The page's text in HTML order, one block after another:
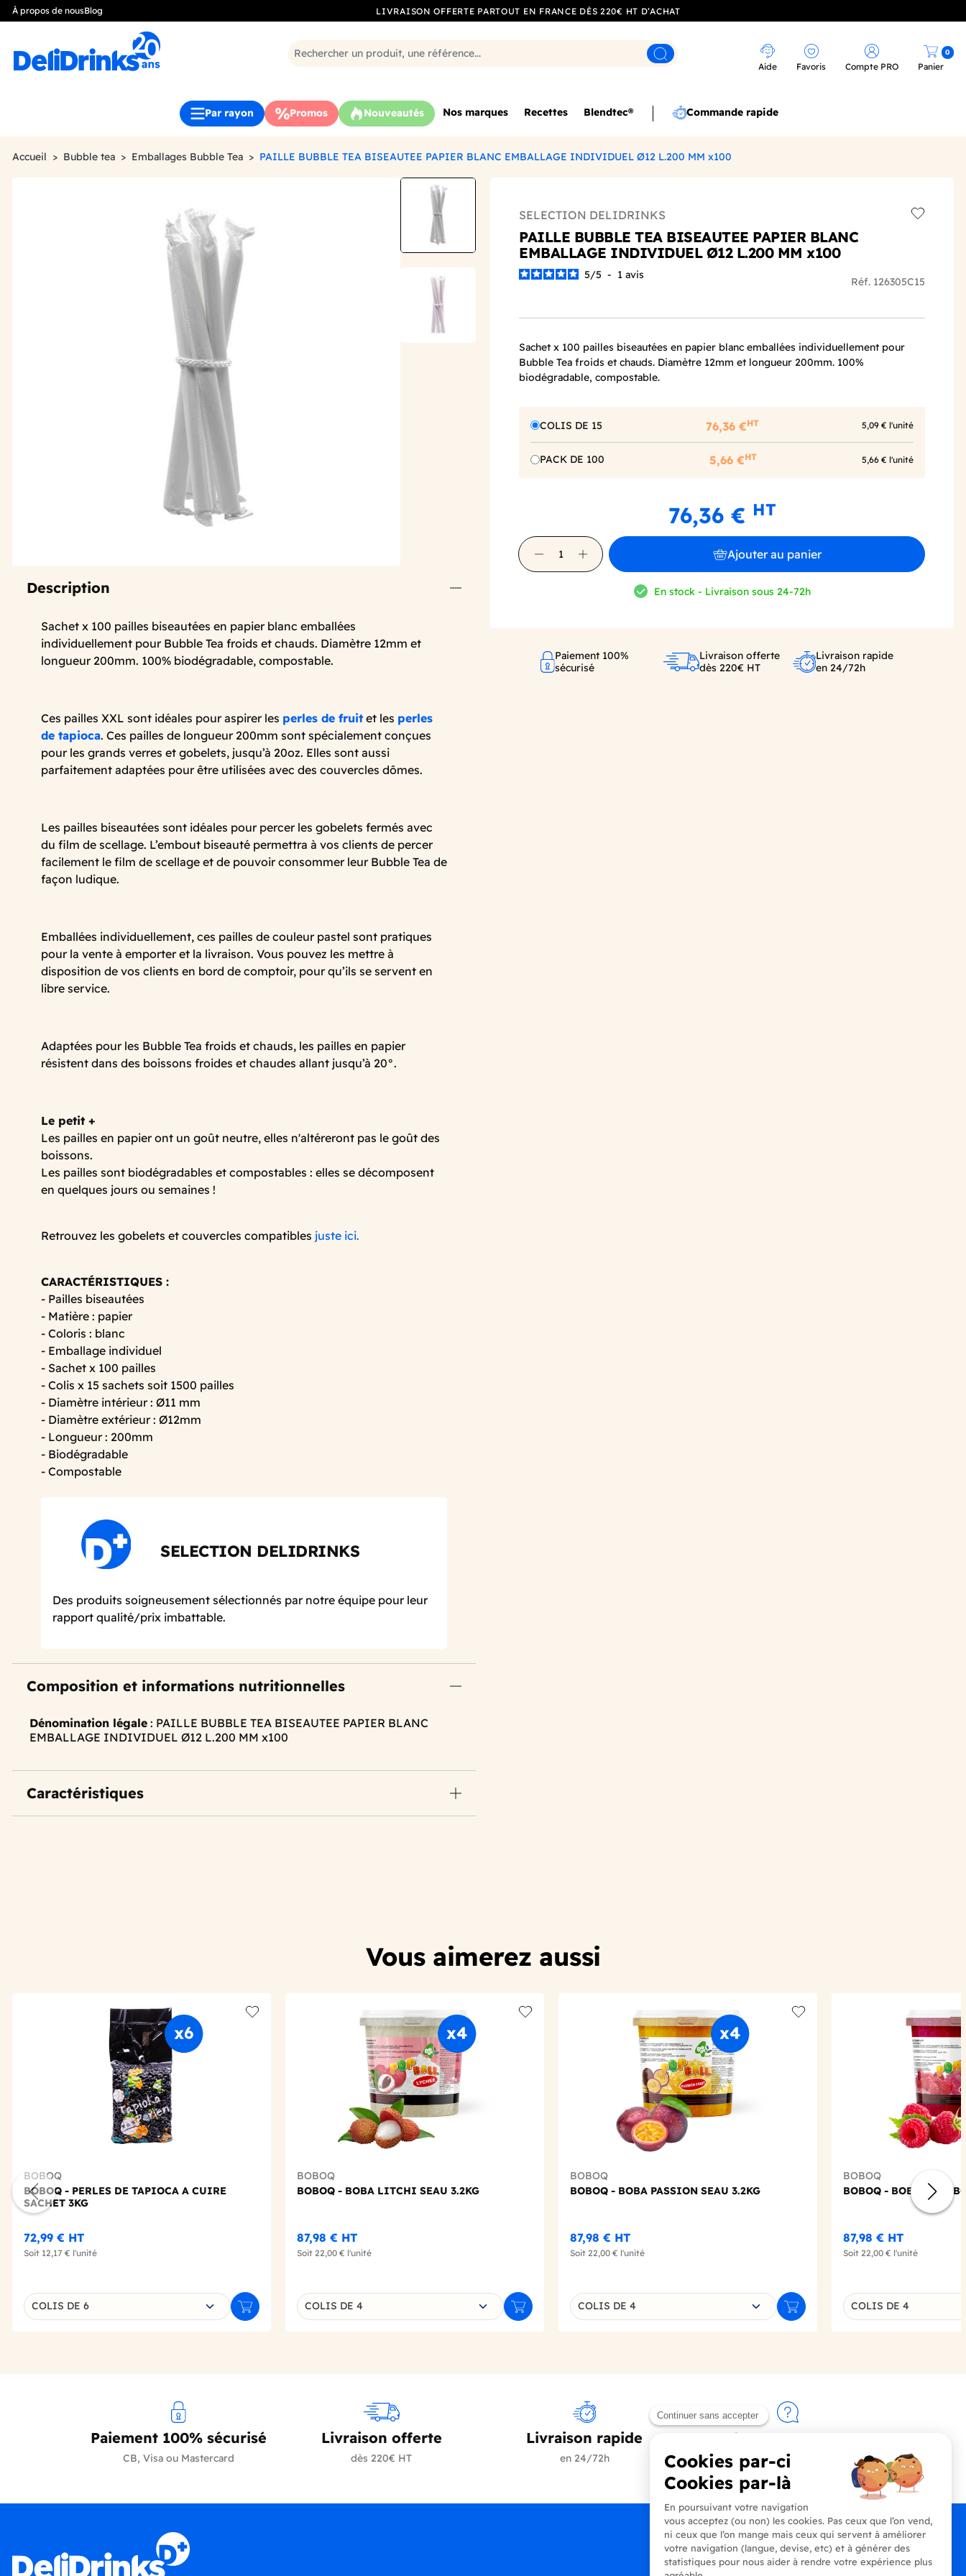
À propos de nousBlog LIVRAISON OFFERTE PARTOUT EN FRANCE DÈS 220€ HT D’ACHAT
Rechercher
Aide Favoris Compte PRO Panier
0
Par rayon Promos Nouveautés Nos marques Recettes Blendtec® Commande rapide
Accueil Bubble tea Emballages Bubble Tea PAILLE BUBBLE TEA BISEAUTEE PAPIER BLANC EMBALLAGE INDIVIDUEL Ø12 L.200 MM x100
Description
Sachet x 100 pailles biseautées en papier blanc emballées
individuellement pour Bubble Tea froids et chauds. Diamètre 12mm et
longueur 200mm. 100% biodégradable, compostable.
Ces pailles XXL sont idéales pour aspirer les perles de fruit et les perles
de tapioca. Ces pailles de longueur 200mm sont spécialement conçues
pour les grands verres et gobelets, jusqu’à 20oz. Elles sont aussi
parfaitement adaptées pour être utilisées avec des couvercles dômes.
Les pailles biseautées sont idéales pour percer les gobelets fermés avec
du film de scellage. L’embout biseauté permettra à vos clients de percer
facilement le film de scellage et de pouvoir consommer leur Bubble Tea de
façon ludique.
Emballées individuellement, ces pailles de couleur pastel sont pratiques
pour la vente à emporter et la livraison. Vous pouvez les mettre à
disposition de vos clients en bord de comptoir, pour qu’ils se servent en
libre service.
Adaptées pour les Bubble Tea froids et chauds, les pailles en papier
résistent dans des boissons froides et chaudes allant jusqu’à 20°.
Le petit +
Les pailles en papier ont un goût neutre, elles n'altéreront pas le goût des
boissons.
Les pailles sont biodégradables et compostables : elles se décomposent
en quelques jours ou semaines !
Retrouvez les gobelets et couvercles compatibles juste ici.
CARACTÉRISTIQUES :
- Pailles biseautées
- Matière : papier
- Coloris : blanc
- Emballage individuel
- Sachet x 100 pailles
- Colis x 15 sachets soit 1500 pailles
- Diamètre intérieur : Ø11 mm
- Diamètre extérieur : Ø12mm
- Longueur : 200mm
- Biodégradable
- Compostable
SELECTION DELIDRINKS
Des produits soigneusement sélectionnés par notre équipe pour leur
rapport qualité/prix imbattable.
Composition et informations nutritionnelles
Dénomination légale : PAILLE BUBBLE TEA BISEAUTEE PAPIER BLANC
EMBALLAGE INDIVIDUEL Ø12 L.200 MM x100
Caractéristiques
SELECTION DELIDRINKS
PAILLE BUBBLE TEA BISEAUTEE PAPIER BLANC
EMBALLAGE INDIVIDUEL Ø12 L.200 MM x100
5/5 - 1 avis
Réf. 126305C15
Sachet x 100 pailles biseautées en papier blanc emballées individuellement pour
Bubble Tea froids et chauds. Diamètre 12mm et longueur 200mm. 100%
biodégradable, compostable.
COLIS DE 15 76,36 €HT 5,09 € l'unité
PACK DE 100 5,66 €HT 5,66 € l'unité
76,36 € HT
Ajouter au panier
En stock - Livraison sous 24-72h
Paiement 100%
sécurisé
Livraison offerte
dès 220€ HT
Livraison rapide
en 24/72h
Vous aimerez aussi
BOBOQ
BOBOQ - PERLES DE TAPIOCA A CUIRE
SACHET 3KG
72,99 € HT
Soit 12,17 € l'unité
Choisissez une déclinaison
COLIS DE 6 Ajouter au panier
BOBOQ
BOBOQ - BOBA LITCHI SEAU 3.2KG
87,98 € HT
Soit 22,00 € l'unité
Choisissez une déclinaison
COLIS DE 4 Ajouter au panier
BOBOQ
BOBOQ - BOBA PASSION SEAU 3.2KG
87,98 € HT
Soit 22,00 € l'unité
Choisissez une déclinaison
COLIS DE 4 Ajouter au panier
BOBOQ
BOBOQ - BOBA
87,98 € HT
Soit 22,00 € l'unité
Choisissez une
COLIS DE 4
Paiement 100% sécurisé
CB, Visa ou Mastercard
Livraison offerte
dès 220€ HT
Livraison rapide
en 24/72h
Contactez-nous
+33 (0)4 90 91 20 80